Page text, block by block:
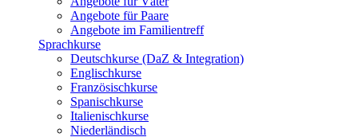
Angebote für Paare
Angebote im Familientreff
Sprachkurse
Deutschkurse (DaZ & Integration)
Englischkurse
Französischkurse
Spanischkurse
Italienischkurse
Niederländisch